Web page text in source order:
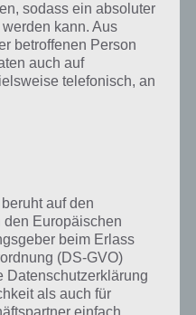
auf Basis eines Bildes oder
die von anderen Spielern
Nur so kannst du das nächste
ergeben alle Antworten 94
hat. Entsprechend ist 94
Genre im Google Play Store
Teilen auf Facebook
sodass ein absoluter
kann. Aus
betroffenen Person
auch auf
telefonisch, an
auf den
den Europäischen
beim Erlass
(DS-GVO)
Datenschutzerklärung
als auch für
einfach